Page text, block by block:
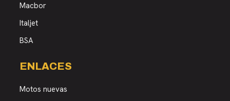
Macbor
Italjet
BSA
ENLACES
Motos nuevas